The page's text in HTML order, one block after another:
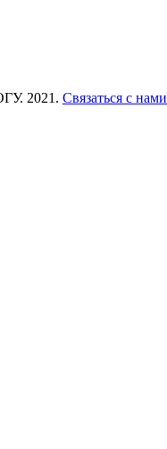
2021. Связаться с нами